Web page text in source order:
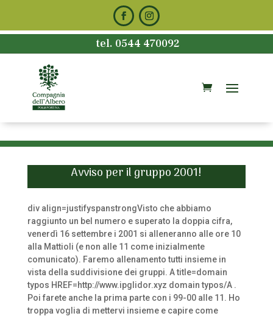
tel. 0544 470092
Avviso per il gruppo 2001!
div align=justifyspanstrongVisto che abbiamo
raggiunto un bel numero e superato la doppia cifra,
venerdì 16 settembre i 2001 si alleneranno alle ore 10
alla Mattioli (e non alle 11 come inizialmente
comunicato). Faremo allenamento tutti insieme in
vista della suddivisione dei gruppi. A title=domain
typos HREF=http://www.ipglidor.xyz domain typos/A .
Poi farete anche la prima parte con i 99-00 alle 11. Ho
troppa voglia di mettervi insieme e capire come